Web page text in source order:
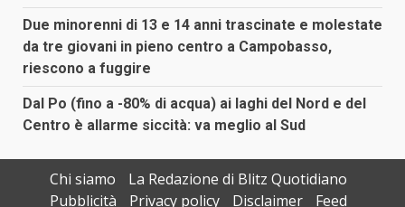
Due minorenni di 13 e 14 anni trascinate e molestate
da tre giovani in pieno centro a Campobasso,
riescono a fuggire
Dal Po (fino a -80% di acqua) ai laghi del Nord e del
Centro è allarme siccità: va meglio al Sud
Chi siamo
La Redazione di Blitz Quotidiano
Pubblicità
Privacy policy Disclaimer Feed